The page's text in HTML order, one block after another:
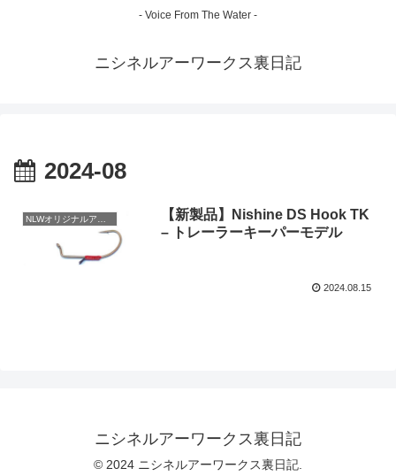
- Voice From The Water -
ニシネルアーワークス裏日記
2024-08
【新製品】Nishine DS Hook TK
– トレーラーキーパーモデル
2024.08.15
ニシネルアーワークス裏日記
© 2024 ニシネルアーワークス裏日記.